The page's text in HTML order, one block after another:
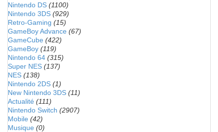
Nintendo DS (1100)
Nintendo 3DS (929)
Retro-Gaming (15)
GameBoy Advance (67)
GameCube (422)
GameBoy (119)
Nintendo 64 (315)
Super NES (137)
NES (138)
Nintendo 2DS (1)
New Nintendo 3DS (11)
Actualité (111)
Nintendo Switch (2907)
Mobile (42)
Musique (0)